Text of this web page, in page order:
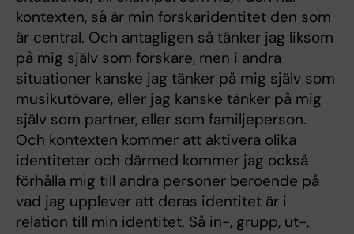
kontexten, så är min forskaridentitet den som
är central. Och antagligen så tänker jag liksom
på mig själv som forskare, men i andra
situationer kanske jag tänker på mig själv som
musikutövare, eller jag kanske tänker på mig
själv som partner, eller som familjeperson.
Och kontexten kommer att aktivera olika
identiteter och därmed kommer jag också
förhålla mig till andra personer beroende på
vad jag upplever att deras identitet är i
relation till min identitet. Så in-, grupp, ut-,